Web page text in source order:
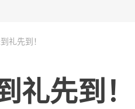
礼先到！
礼先到！